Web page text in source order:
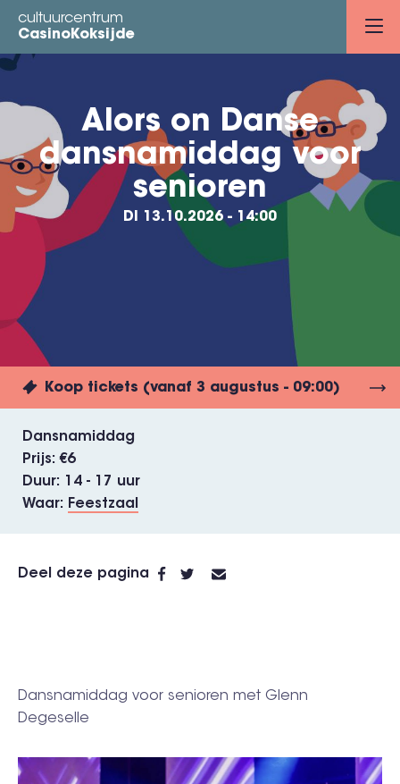
Overslaan
naar
inhoud
cultuurcentrum
CasinoKoksijde
Alors on Danse
dansnamiddag voor
senioren
DI 13.10.2026 - 14:00
Koop tickets (vanaf 3 augustus - 09:00)
Dansnamiddag
Prijs
€6
Duur
14 - 17 uur
Waar
Feestzaal
Deel deze pagina
Dansnamiddag voor senioren met Glenn
Degeselle